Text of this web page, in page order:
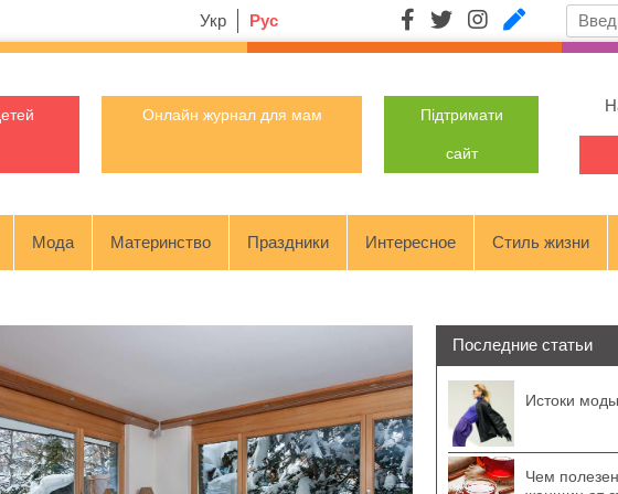
Укр Рус
Онлайн журнал для мам Підтримати
сайт
Мода Материнство Праздники Интересное Стиль жизни
Последние статьи
Истоки
Чем